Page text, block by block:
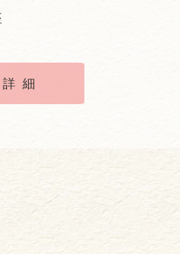
詳細